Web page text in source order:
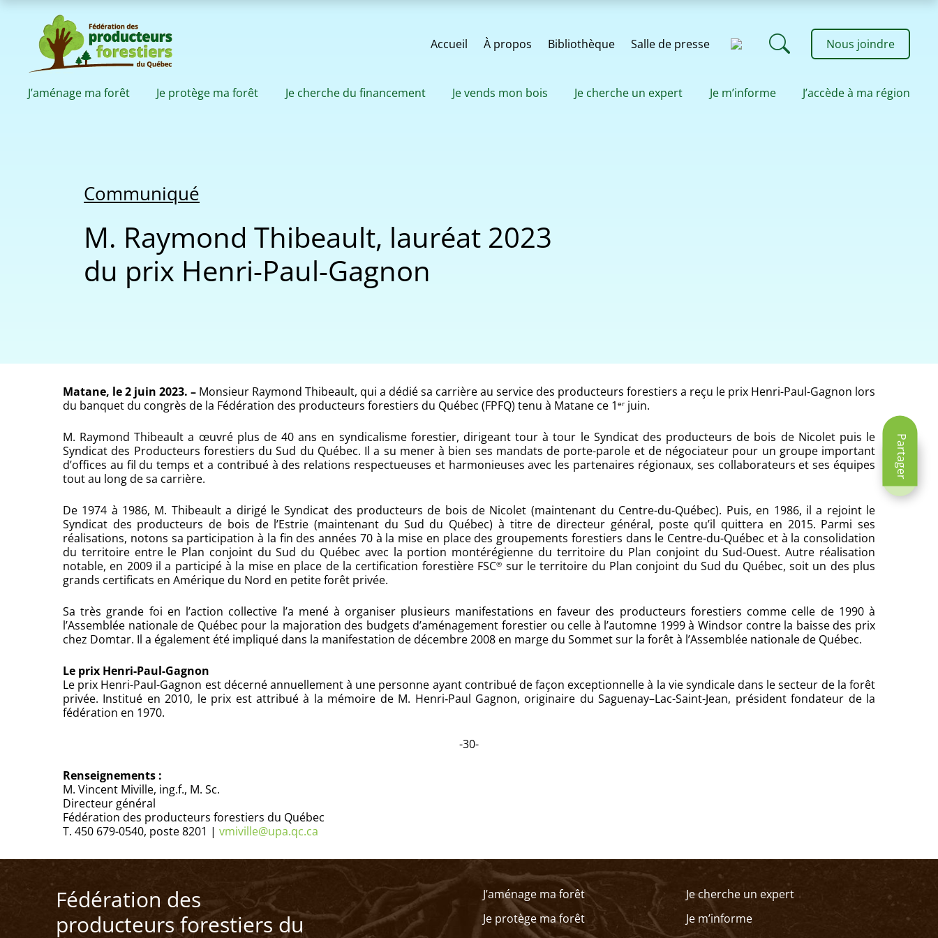
Accueil À propos Bibliothèque Salle de presse Nous joindre
J’aménage ma forêt Je protège ma forêt Je cherche du financement Je vends mon bois Je cherche un expert Je m’informe J’accède à ma région
Communiqué
M. Raymond Thibeault, lauréat 2023
du prix Henri-Paul-Gagnon
Matane, le 2 juin 2023. – Monsieur Raymond Thibeault, qui a dédié sa carrière au service des producteurs forestiers a reçu le prix Henri-Paul-Gagnon lors
du banquet du congrès de la Fédération des producteurs forestiers du Québec (FPFQ) tenu à Matane ce 1 er juin.
M. Raymond Thibeault a œuvré plus de 40 ans en syndicalisme forestier, dirigeant tour à tour le Syndicat des producteurs de bois de Nicolet puis le
Syndicat des Producteurs forestiers du Sud du Québec. Il a su mener à bien ses mandats de porte-parole et de négociateur pour un groupe important
d’offices au fil du temps et a contribué à des relations respectueuses et harmonieuses avec les partenaires régionaux, ses collaborateurs et ses équipes
tout au long de sa carrière.
De 1974 à 1986, M. Thibeault a dirigé le Syndicat des producteurs de bois de Nicolet (maintenant du Centre-du-Québec). Puis, en 1986, il a rejoint le
Syndicat des producteurs de bois de l’Estrie (maintenant du Sud du Québec) à titre de directeur général, poste qu’il quittera en 2015. Parmi ses
réalisations, notons sa participation à la fin des années 70 à la mise en place des groupements forestiers dans le Centre-du-Québec et à la consolidation
du territoire entre le Plan conjoint du Sud du Québec avec la portion montérégienne du territoire du Plan conjoint du Sud-Ouest. Autre réalisation
notable, en 2009 il a participé à la mise en place de la certification forestière FSC® sur le territoire du Plan conjoint du Sud du Québec, soit un des plus
grands certificats en Amérique du Nord en petite forêt privée.
Sa très grande foi en l’action collective l’a mené à organiser plusieurs manifestations en faveur des producteurs forestiers comme celle de 1990 à
l’Assemblée nationale de Québec pour la majoration des budgets d’aménagement forestier ou celle à l’automne 1999 à Windsor contre la baisse des prix
chez Domtar. Il a également été impliqué dans la manifestation de décembre 2008 en marge du Sommet sur la forêt à l’Assemblée nationale de Québec.
Le prix Henri-Paul-Gagnon
Le prix Henri-Paul-Gagnon est décerné annuellement à une personne ayant contribué de façon exceptionnelle à la vie syndicale dans le secteur de la forêt
privée. Institué en 2010, le prix est attribué à la mémoire de M. Henri‑Paul Gagnon, originaire du Saguenay–Lac-Saint-Jean, président fondateur de la
fédération en 1970.
-30-
Renseignements :
M. Vincent Miville, ing.f., M. Sc.
Directeur général
Fédération des producteurs forestiers du Québec
T. 450 679-0540, poste 8201 | vmiville@upa.qc.ca
Partager
Fédération des
producteurs forestiers du
J’aménage ma forêt
Je protège ma forêt
Je cherche un expert
Je m’informe